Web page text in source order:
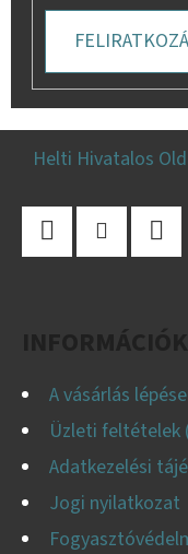
Helti Hivatalos
A vásárlás
Üzleti feltételek
Adatkezelési
Jogi nyilatkozat